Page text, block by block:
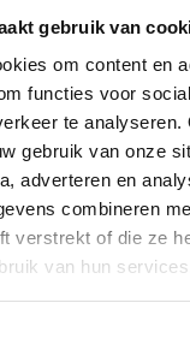
gebruik van
om content en
functies voor
te analyseren.
gebruik van onze
adverteren en
combineren
verstrekt of die ze
van hun
IG